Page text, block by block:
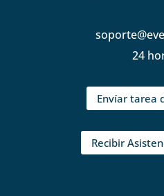
24
Envíar tarea
Recibir